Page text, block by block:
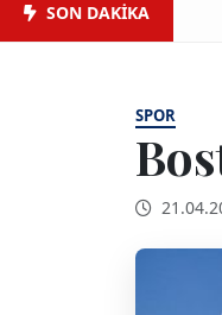
SON DAKİKA
SPOR